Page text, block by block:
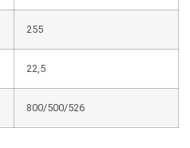
255
22,5
800/500/526